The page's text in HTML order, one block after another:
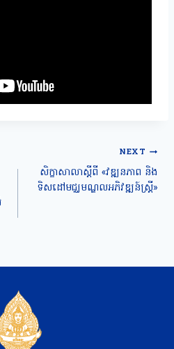
NEXT
សិក្ខាសាលាស្តីពី «វឌ្ឍនភាព និង
ទិសដៅមជ្ឈមណ្ឌលអភិវឌ្ឍន៍ស្រ្តី»